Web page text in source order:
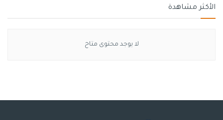
الأكثر مشاهدة
لا يوجد محتوى متاح